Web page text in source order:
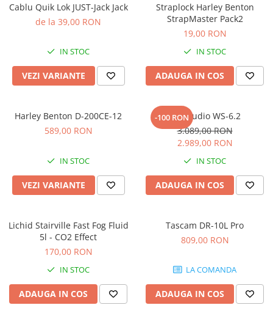
Microfoane lavaliera si headset
Microfoane podcast, USB, iOS /
Microfoane pt Camere Video
Microfoane pt instalatii si
conferinta
Microfoane stereo
Microfoane Suspendabile
Stative de microfon
Studio si inregistrari
Accesorii de microfoane
Accesorii echipamente de studio
Clape MIDI
Convertoare AD/DA
Cablu Quik Lok JUST-Jack Jack
de la 39,00 RON
IN STOC
VEZI VARIANTE
Straplock Harley Benton
StrapMaster Pack2
19,00 RON
IN STOC
ADAUGA IN COS
Harley Benton D-200CE-12
589,00 RON
IN STOC
VEZI VARIANTE
-100 RON
Kali Audio WS-6.2
3.089,00 RON
2.989,00 RON
IN STOC
ADAUGA IN COS
Lichid Stairville Fast Fog Fluid
5l - CO2 Effect
170,00 RON
IN STOC
ADAUGA IN COS
Tascam DR-10L Pro
809,00 RON
LA COMANDA
ADAUGA IN COS